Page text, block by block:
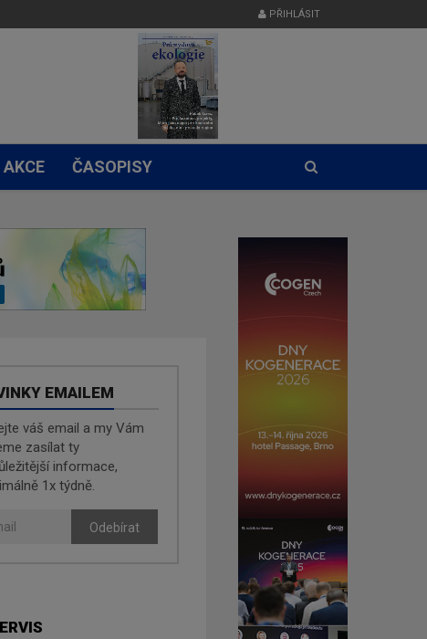
PŘIHLÁSIT
AKCE ČASOPISY
EMAILEM
váš email a my Vám
zasílat ty
informace,
1x týdně.
Odebírat